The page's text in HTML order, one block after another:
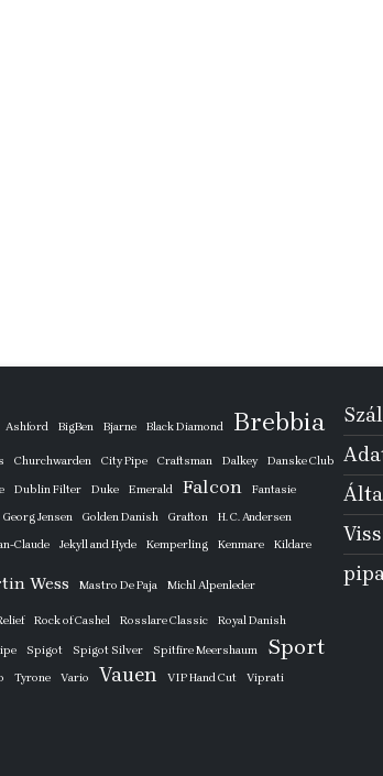
Ashford BigBen Bjarne Black Diamond Brebbia
Churchwarden City Pipe Craftsman Dalkey
Danske Club
Dublin Filter Duke Emerald Falcon
Fantasie
Georg Jensen Golden Danish Grafton
H. C. Andersen
Claude Jekyll and Hyde Kemperling Kenmare Kildare
Wess Mastro De Paja Michl Alpenleder
Rock of Cashel Rosslare Classic Royal Danish
Spigot Spigot Silver Spitfire Meershaum Sport
Tyrone Vario Vauen VIP Hand Cut
Viprati